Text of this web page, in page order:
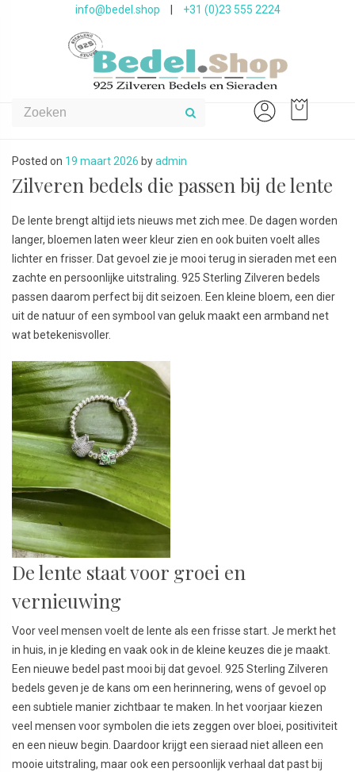
info@bedel.shop +31 (0)23 555 2224
Posted on 19 maart 2026 byadmin
Zilveren bedels die passen bij de lente
De lente brengt altijd iets nieuws met zich mee. De dagen worden
langer, bloemen laten weer kleur zien en ook buiten voelt alles
lichter en frisser. Dat gevoel zie je mooi terug in sieraden met een
zachte en persoonlijke uitstraling. 925 Sterling Zilveren bedels
passen daarom perfect bij dit seizoen. Een kleine bloem, een dier
uit de natuur of een symbool van geluk maakt een armband net
wat betekenisvoller.
De lente staat voor groei en
vernieuwing
Voor veel mensen voelt de lente als een frisse start. Je merkt het
in huis, in je kleding en vaak ook in de kleine keuzes die je maakt.
Een nieuwe bedel past mooi bij dat gevoel. 925 Sterling Zilveren
bedels geven je de kans om een herinnering, wens of gevoel op
een subtiele manier zichtbaar te maken. In het voorjaar kiezen
veel mensen voor symbolen die iets zeggen over bloei, positiviteit
en een nieuw begin. Daardoor krijgt een sieraad niet alleen een
mooie uitstraling, maar ook een persoonlijk verhaal dat past bij